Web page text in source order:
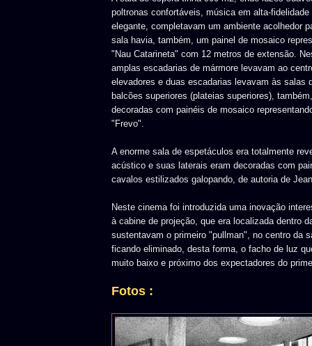
poltronas confortáveis, música em alta-fidelidade
elegante, completavam um ambiente acolhedor
sala havia, também, um painel de mosaico
"Nau Catarineta" com 12 metros de extensão.
amplas escadarias de mármore levavam ao
elevadores e duas escadarias levavam às salas
balcões superiores (plateias superiores),
decoradas com painéis de mosaico
"Frevo".
A enorme sala de espetáculos era totalmente
acústico e suas laterais eram decoradas com
cavalos estilizados galopando, de autoria de
Neste cinema foi introduzida uma inovação
à cabine de projeção, que era localizada dentro
sustentavam o primeiro "pullman", no centro da
ficando eliminado, desta forma, o facho de luz
muito baixo e próximo dos expectadores do
Fotos :